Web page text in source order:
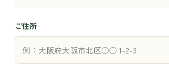
ご住所